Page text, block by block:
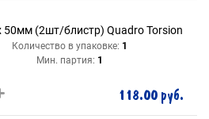
50мм (2шт/блистр) Quadro Torsion
Количество в упаковке: 1
Мин. партия: 1
118.00 руб.